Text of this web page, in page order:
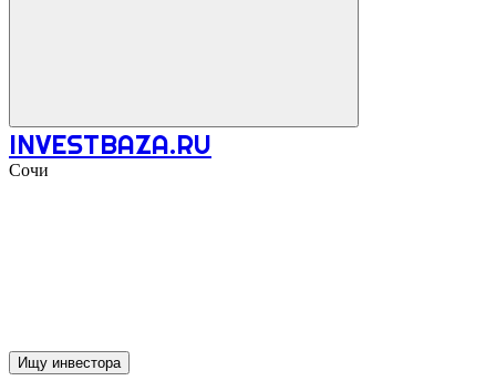
INVESTBAZA.RU
Сочи
Ищу инвестора